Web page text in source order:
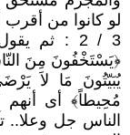
لو كانوا من أقرب
3 / 2 : ثم
﴿يَسْتَخْفُونَ مِنَ
يُبَيّتُونَ مَا لاَ
مُحِيطاً﴾ أى أنهم
الناس جل وعلا..